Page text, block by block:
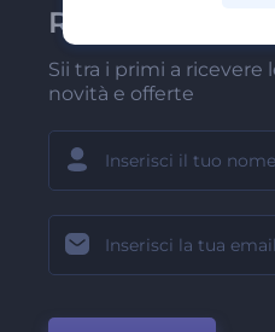
Renderforest
Sii tra i primi a
novità e offerte